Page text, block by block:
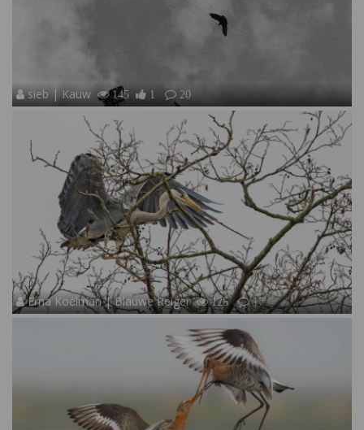
sieb | Kauw 145 1 20
Erna Koelman | Blauwe Reiger 125 17